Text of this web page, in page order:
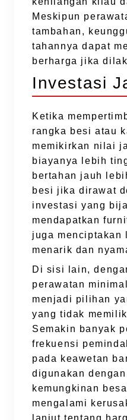
Meskipun
tambahan,
tahannya dapat
berharga jika
Investasi
Ketika
rangka besi atau
memikirkan nilai
biayanya lebih
bertahan jauh
besi jika dirawat
investasi yang
mendapatkan
juga menciptakan
menarik dan
Di sisi lain,
perawatan
menjadi pilihan
yang tidak
Semakin banyak
frekuensi
pada keawetan
digunakan
kemungkinan
mengalami